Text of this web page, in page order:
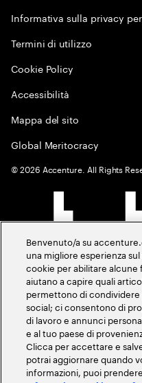
Informativa sulla privacy
Termini di utilizzo
Cookie Policy
Accessibilità
Mappa del sito
Global Meritocracy
©2026 Accenture. All Rights
Benvenuto/a su
una migliore esperienza
cookie per abilitare
aiutano a capire quali
permettono di condividere
social; ci consentono di
di lavoro e annunci
e al tuo paese di
Clicca per accettare e
potrai aggiornare quando
informazioni, puoi